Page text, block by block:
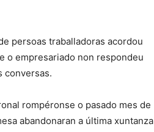
persoas traballadoras acordou
o empresariado non respondeu
conversas.
rompéronse o pasado mes de
abandonaran a última xuntanza